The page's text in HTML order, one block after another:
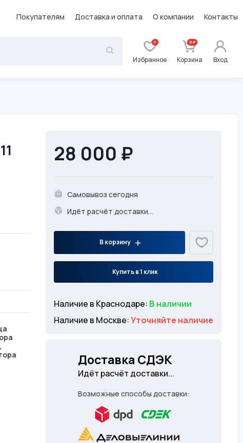
Покупателям Доставка и оплата О компании Контакты
0
Избранное
0 ₽
Корзина Вход
28 000 ₽
Самовывоз сегодня
Идёт расчёт доставки...
В корзину
Купить в 1 клик
Наличие в Краснодаре: В наличии
Наличие в Москве:Уточняйте наличие
Доставка СДЭК
Идёт расчёт доставки...
Возможные способы доставки: